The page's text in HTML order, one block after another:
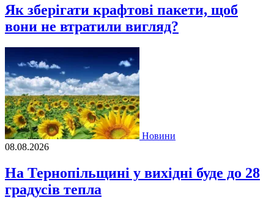
Як зберігати крафтові пакети, щоб
вони не втратили вигляд?
Новини
08.08.2026
На Тернопільщині у вихідні буде до 28
градусів тепла